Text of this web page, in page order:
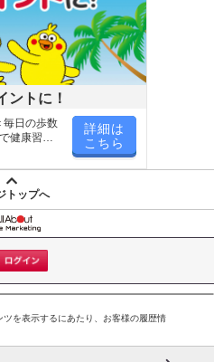
ントに！
毎日の歩数
健康習慣
詳細は
こちら
トップへ
を表示するにあたり、お客様の履歴情